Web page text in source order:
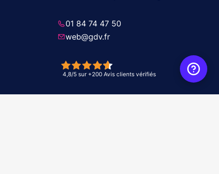
01 84 74 47 50
web@gdv.fr